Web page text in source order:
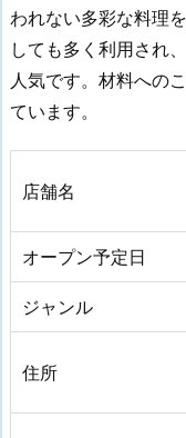
われない多彩な料理
しても多く利用され
人気です。材料への
ています。
店舗名
オープン予定日
ジャンル
住所